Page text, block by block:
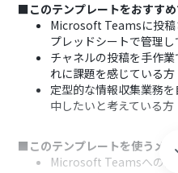
■このテンプレートをおすす
Microsoft Teamsに投稿
プレッドシートで管理
チャネルの投稿を手作
れに課題を感じている方
定型的な情報収集業務
中したいと考えている方
■このテンプレートを使うメリ
Microsoft Teamsへの